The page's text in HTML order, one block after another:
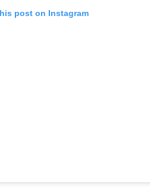
post on Instagram